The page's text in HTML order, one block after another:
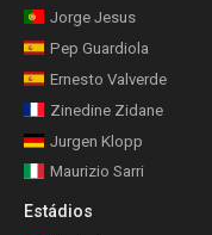
Jorge Jesus
Pep Guardiola
Ernesto Valverde
Zinedine Zidane
Jurgen Klopp
Maurizio Sarri
Estádios